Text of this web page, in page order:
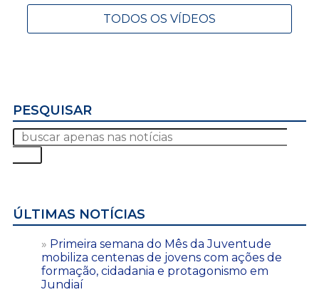
TODOS OS VÍDEOS
PESQUISAR
ÚLTIMAS NOTÍCIAS
Primeira semana do Mês da Juventude
mobiliza centenas de jovens com ações de
formação, cidadania e protagonismo em
Jundiaí